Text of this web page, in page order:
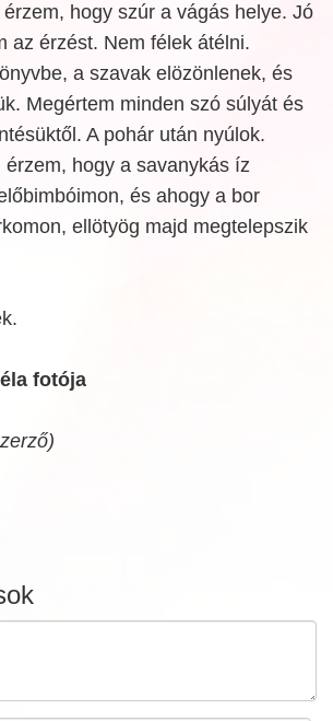
hogy szúr a vágás helye. Jó
az érzést. Nem félek átélni.
a szavak elözönlenek, és
Megértem minden szó súlyát és
A pohár után nyúlok.
érzem, hogy a savanykás íz
és ahogy a bor
ellötyög majd megtelepszik
fotója